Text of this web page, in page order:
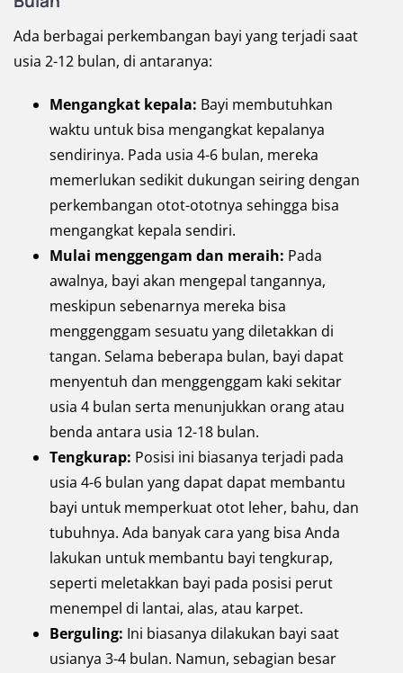
Ada berbagai perkembangan bayi yang terjadi saat
usia 2-12 bulan, di antaranya:
Mengangkat kepala: Bayi membutuhkan
waktu untuk bisa mengangkat kepalanya
sendirinya. Pada usia 4-6 bulan, mereka
memerlukan sedikit dukungan seiring dengan
perkembangan otot-ototnya sehingga bisa
mengangkat kepala sendiri.
Mulai menggengam dan meraih: Pada
awalnya, bayi akan mengepal tangannya,
meskipun sebenarnya mereka bisa
menggenggam sesuatu yang diletakkan di
tangan. Selama beberapa bulan, bayi dapat
menyentuh dan menggenggam kaki sekitar
usia 4 bulan serta menunjukkan orang atau
benda antara usia 12-18 bulan.
Tengkurap: Posisi ini biasanya terjadi pada
usia 4-6 bulan yang dapat dapat membantu
bayi untuk memperkuat otot leher, bahu, dan
tubuhnya. Ada banyak cara yang bisa Anda
lakukan untuk membantu bayi tengkurap,
seperti meletakkan bayi pada posisi perut
menempel di lantai, alas, atau karpet.
Berguling: Ini biasanya dilakukan bayi saat
usianya 3-4 bulan. Namun, sebagian besar